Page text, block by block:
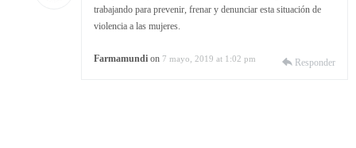
trabajando para prevenir, frenar y denunciar esta situación de
violencia a las mujeres.
Farmamundi on 7 mayo, 2019 at 1:02 pm Responder